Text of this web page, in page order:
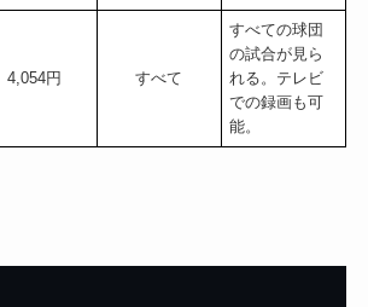
4,054円 すべて
すべての球団
の試合が見ら
れる。テレビ
での録画も可
能。